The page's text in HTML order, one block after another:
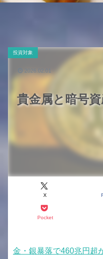
貴金属と暗号
投資対象
X
Pocket
2026.02.01
金・銀暴落で460兆円超